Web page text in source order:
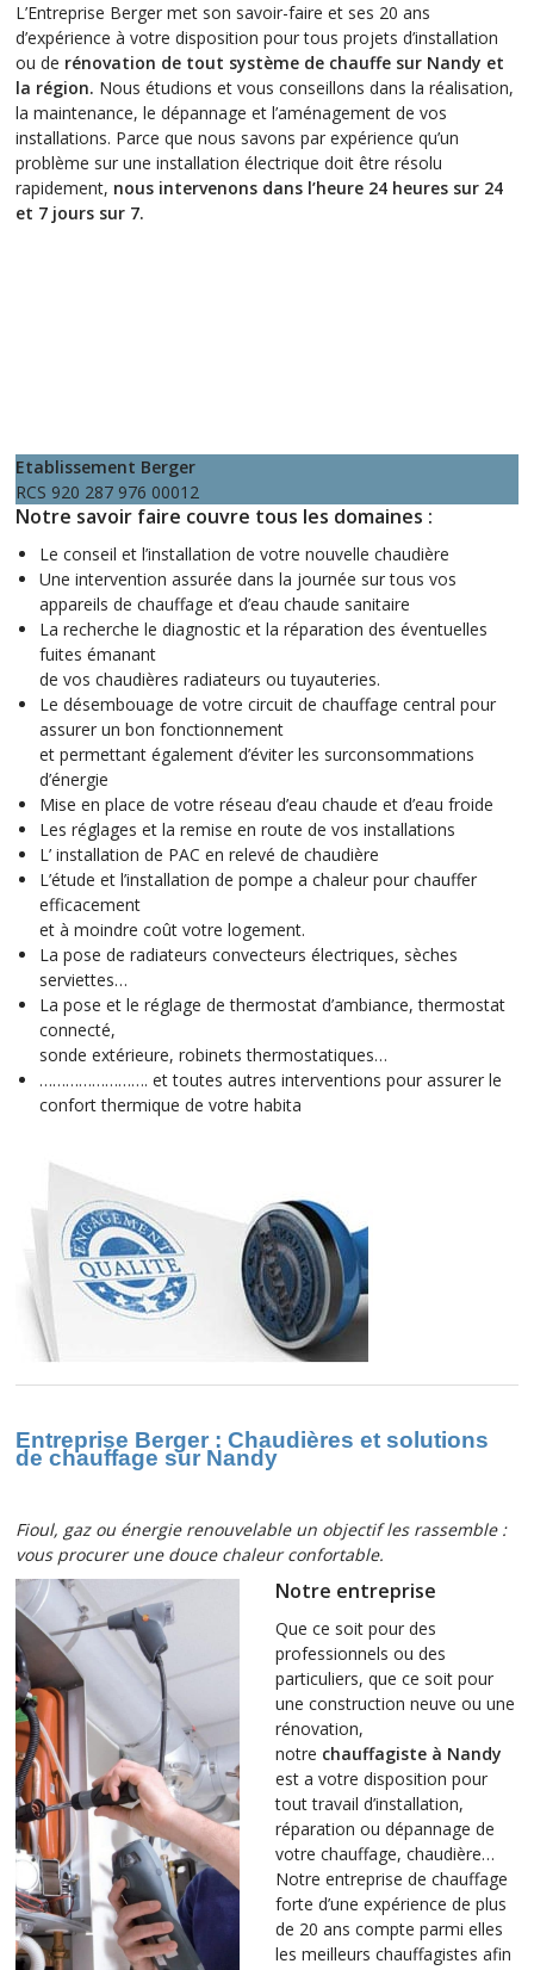
L’Entreprise Berger met son savoir-faire et ses 20 ans
d’expérience à votre disposition pour tous projets d’installation
ou de rénovation de tout système de chauffe sur Nandy et
la région. Nous étudions et vous conseillons dans la réalisation,
la maintenance, le dépannage et l’aménagement de vos
installations. Parce que nous savons par expérience qu’un
problème sur une installation électrique doit être résolu
rapidement, nous intervenons dans l’heure 24 heures sur 24
et 7 jours sur 7.
Etablissement Berger
RCS 920 287 976 00012
Notre savoir faire couvre tous les domaines :
Le conseil et l’installation de votre nouvelle chaudière
Une intervention assurée dans la journée sur tous vos
appareils de chauffage et d’eau chaude sanitaire
La recherche le diagnostic et la réparation des éventuelles
fuites émanant
de vos chaudières radiateurs ou tuyauteries.
Le désembouage de votre circuit de chauffage central pour
assurer un bon fonctionnement
et permettant également d’éviter les surconsommations
d’énergie
Mise en place de votre réseau d’eau chaude et d’eau froide
Les réglages et la remise en route de vos installations
L’ installation de PAC en relevé de chaudière
L’étude et l’installation de pompe a chaleur pour chauffer
efficacement
et à moindre coût votre logement.
La pose de radiateurs convecteurs électriques, sèches
serviettes…
La pose et le réglage de thermostat d’ambiance, thermostat
connecté,
sonde extérieure, robinets thermostatiques…
……………………. et toutes autres interventions pour assurer le
confort thermique de votre habita
Entreprise Berger : Chaudières et solutions
de chauffage sur Nandy
Fioul, gaz ou énergie renouvelable un objectif les rassemble :
vous procurer une douce chaleur confortable.
Notre entreprise
Que ce soit pour des
professionnels ou des
particuliers, que ce soit pour
une construction neuve ou une
rénovation,
notre chauffagiste à Nandy
est a votre disposition pour
tout travail d’installation,
réparation ou dépannage de
votre chauffage, chaudière…
Notre entreprise de chauffage
forte d’une expérience de plus
de 20 ans compte parmi elles
les meilleurs chauffagistes afin